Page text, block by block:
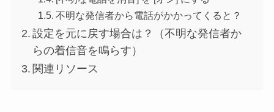
不明な発信者から電話がかかってくると？
設定を元に戻す場合は？（不明な発信者か
らの着信音を鳴らす）
関連リソース